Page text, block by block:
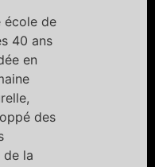
école de
40 ans
en
des
de la